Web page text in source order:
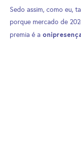
Sedo assim, como eu,
porque mercado de
premia é a